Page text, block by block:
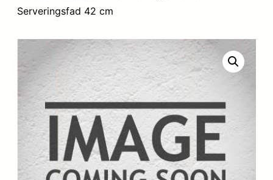
Serveringsfad 42 cm